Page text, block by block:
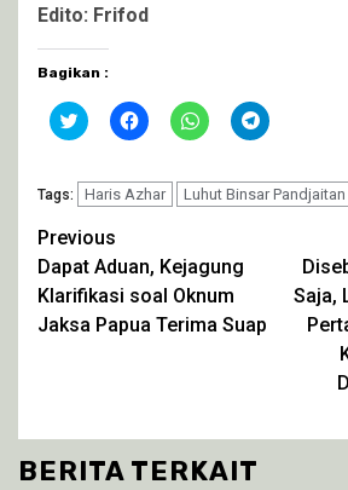
Edito: Frifod
Bagikan :
Klik
untuk
Twitter(Membuka
di
jendela
yang
baru)
Klik
untuk
Facebook(Membuka
di
jendela
Klik
untuk
di
jendela
Klik
untuk
di
jendela
Tags: Haris Azhar Luhut Binsar Pandjaitan
Continue
Reading
Previous
Dapat Aduan, Kejagung
Klarifikasi soal Oknum
Jaksa Papua Terima Suap
Saja,
BERITA TERKAIT